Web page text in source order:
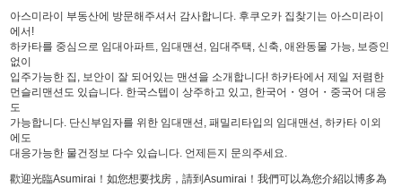
아스미라이 부동산에 방문해주셔서 감사합니다. 후쿠오카 집찾기는 아스미라이
에서!
하카타를 중심으로 임대아파트, 임대맨션, 임대주택, 신축, 애완동물 가능, 보증인
없이
입주가능한 집, 보안이 잘 되어있는 맨션을 소개합니다! 하카타에서 제일 저렴한
먼슬리맨션도 있습니다. 한국스텝이 상주하고 있고, 한국어・영어・중국어 대응
도
가능합니다. 단신부임자를 위한 임대맨션, 패밀리타입의 임대맨션, 하카타 이외
에도
대응가능한 물건정보 다수 있습니다. 언제든지 문의주세요.
歡迎光臨Asumirai！如您想要找房，請到Asumirai！我們可以為您介紹以博多為